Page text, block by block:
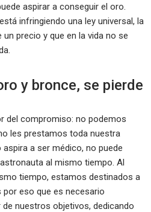
aspirar a conseguir el oro.
infringiendo una ley universal, la
precio y que en la vida no se
y bronce, se pierde
del compromiso: no podemos
les prestamos toda nuestra
a ser médico, no puede
al mismo tiempo. Al
tiempo, estamos destinados a
por eso que es necesario
nuestros objetivos, dedicando